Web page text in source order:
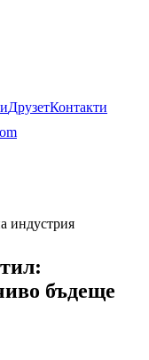
ДрузетКонтакти
индустрия
бъдеще